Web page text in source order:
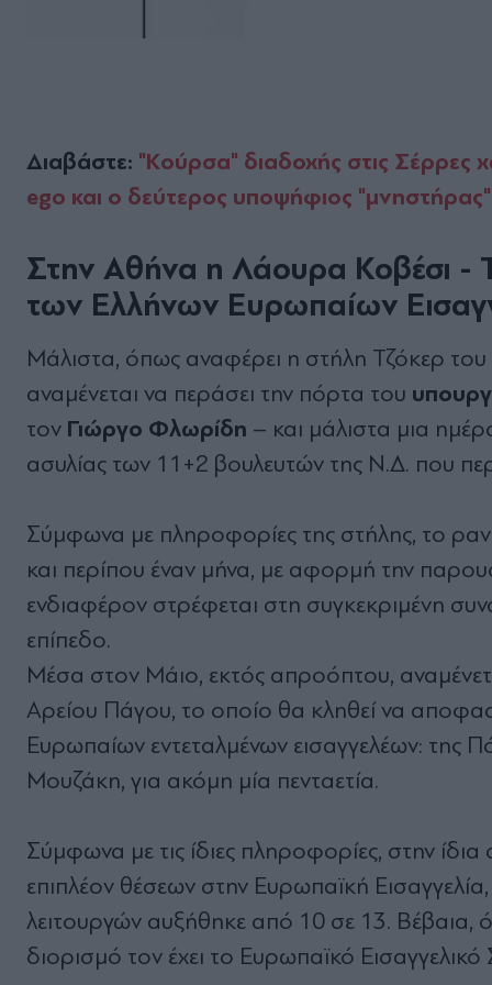
Διαβάστε: "Κούρσα" διαδοχής στις Σέρρες
ego και ο δεύτερος υποψήφιος "μνηστήρας"
Στην Αθήνα η Λάουρα Κοβέσι -
των Ελλήνων Ευρωπαίων
Μάλιστα, όπως αναφέρει η στήλη Τζόκερ
αναμένεται να περάσει την πόρτα του
τον Γιώργο Φλωρίδη – και μάλιστα μια
ασυλίας των 11+2 βουλευτών της Ν.Δ. που
Σύμφωνα με πληροφορίες της στήλης, το
και περίπου έναν μήνα, με αφορμή την
ενδιαφέρον στρέφεται στη συγκεκριμένη
επίπεδο.
Μέσα στον Μάιο, εκτός απροόπτου,
Αρείου Πάγου, το οποίο θα κληθεί να
Ευρωπαίων εντεταλμένων εισαγγελέων: της
Μουζάκη, για ακόμη μία πενταετία.
Σύμφωνα με τις ίδιες πληροφορίες, στην
επιπλέον θέσεων στην Ευρωπαϊκή
λειτουργών αυξήθηκε από 10 σε 13. Βέβαια,
διορισμό τον έχει το Ευρωπαϊκό